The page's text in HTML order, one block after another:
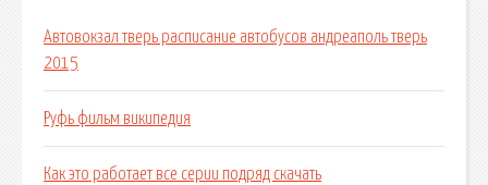
Автовокзал тверь расписание автобусов андреаполь тверь
2015
Руфь фильм википедия
Как это работает все серии подряд скачать